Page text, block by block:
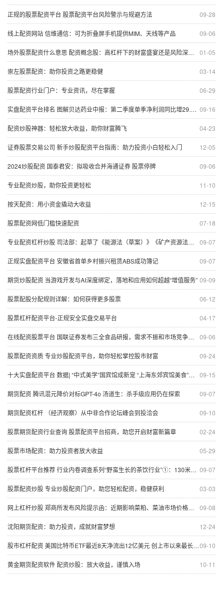
09-28
正规的股票配资平台 股票配资平台风险警示与规避方法
09-06
线上配资网站 信维通信：可为折叠屏手机提供MIM、天线等产品
01-05
场外股票配资什么意思 配资概念股：高杠杆下的财富盛宴还是风险深渊？
03-14
崇左股票配资：助你投资之路更稳健
06-29
股票配资行业门户：专业资讯，尽在掌握
09-16
实盘配资平台排名 图解贝达药业中报：第二季度单季净利润同比增29.82%
04-23
配资炒股神器：轻松放大收益，助你财富腾飞
12-05
证券股票交易公司 新手炒股配资平台指南：助力投资小白轻松入门
09-06
2024炒股配资 国泰君安：拟吸收合并海通证券 股票停牌
11-10
专业配资炒股，助你投资更轻松
12-15
按天配资：用小资金撬动大收益
07-18
股票配资网低门槛快速配资
09-07
专业配资杠杆炒股 司法部：起草了《能源法（草案）》《矿产资源法（修订草案）》 目前都已经提请全国人大常委会审议
09-07
正规实盘配资平台 安徽省首单乡村振兴租赁ABS成功簿记
09-09
期货炒股配资 当游戏开发与AI深度绑定，落地和应用如何超越“增值服务”
06-12
股票配股分配规则详解：如何获得更多股票
04-17
股票杠杆配资平台-正规安全实盘交易平台
09-06
在线配资股票平台 国联证券发布三全食品研报，需求不振和市场竞争之下持续承压
09-24
股票配资资质 专业炒股配资平台，助你轻松掌控股市财富
09-15
十大实盘配资平台 数据| “中式美学”国宾馆成新宠 “上海东郊宾馆美食”搜索量同比上涨1040%
09-07
期货配资 腾讯混元降价对标GPT-4o 汤道生：杀手级应用仍在探索
09-10
期货配资杠杆 （经济观察）从中非合作论坛峰会到投洽会
02-24
股票期货配资行业查询 股票配资平台招商，助您开启财富新篇章
05-29
股票市场配资：助力投资者放大收益
09-07
股票杠杆平台推荐 行业内卷调查系列“野蛮生长的茶饮行业”①：130米开10家店 一个商圈开60家店，我们真的需要这么多茶饮店吗？
03-03
股票配资炒股 专业炒股配资门户，助您轻松配资，稳健获利
09-08
网上杠杆炒股 郑商所发布风险提示函：近期影响菜粕、菜油市场价格波动较大
12-24
沈阳期货配资：助力投资，成就财富梦想
09-10
股市杠杆配资 美国比特币ETF最近8天净流出12亿美元 创上市以来最长单日净流出纪录
10-11
黄金期货配资软件 配资炒股：放大收益，谨慎入场